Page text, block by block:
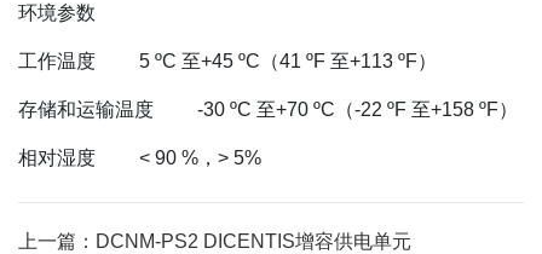
环境参数
工作温度 5 ºC 至+45 ºC（41 ºF 至+113 ºF）
存储和运输温度 -30 ºC 至+70 ºC（-22 ºF 至+158 ºF）
相对湿度 < 90 %，> 5%
上一篇：DCNM-PS2 DICENTIS增容供电单元